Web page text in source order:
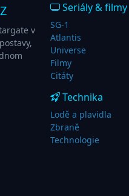
v
Seriály & filmy
SG-1
Atlantis
Universe
Filmy
Citáty
Technika
Lodě a plavidla
Zbraně
Technologie